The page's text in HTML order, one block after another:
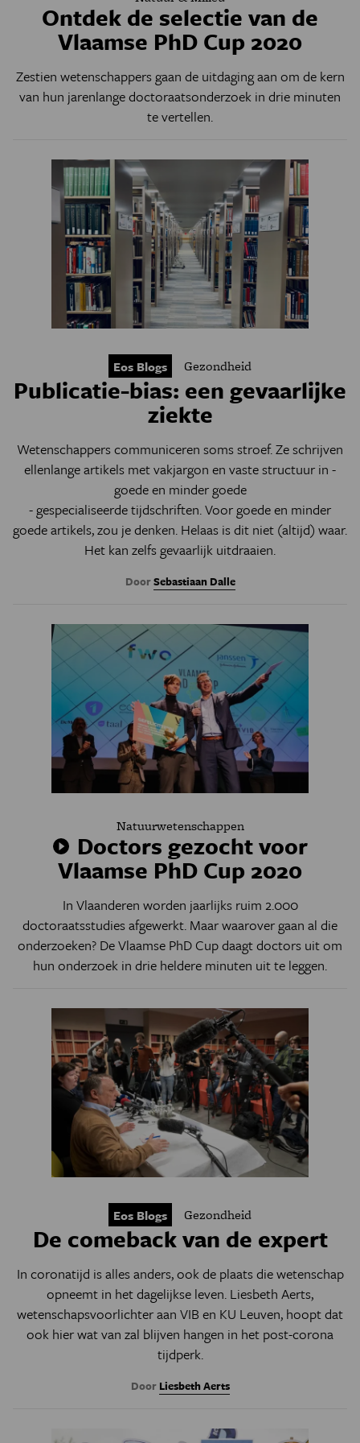
Ontdek de selectie van de
Vlaamse PhD Cup 2020
Zestien wetenschappers gaan de uitdaging aan om de kern
van hun jarenlange doctoraatsonderzoek in drie minuten
te vertellen.
Eos Blogs Gezondheid
Publicatie-bias: een gevaarlijke
ziekte
Wetenschappers communiceren soms stroef. Ze schrijven
ellenlange artikels met vakjargon en vaste structuur in -
goede en minder goede
- gespecialiseerde tijdschriften. Voor goede en minder
goede artikels, zou je denken. Helaas is dit niet (altijd) waar.
Het kan zelfs gevaarlijk uitdraaien.
DoorSebastiaan Dalle
Natuurwetenschappen
Doctors gezocht voor
Vlaamse PhD Cup 2020
In Vlaanderen worden jaarlijks ruim 2.000
doctoraatsstudies afgewerkt. Maar waarover gaan al die
onderzoeken? De Vlaamse PhD Cup daagt doctors uit om
hun onderzoek in drie heldere minuten uit te leggen.
Eos Blogs Gezondheid
De comeback van de expert
In coronatijd is alles anders, ook de plaats die wetenschap
opneemt in het dagelijkse leven. Liesbeth Aerts,
wetenschapsvoorlichter aan VIB en KU Leuven, hoopt dat
ook hier wat van zal blijven hangen in het post-corona
tijdperk.
Door Liesbeth Aerts